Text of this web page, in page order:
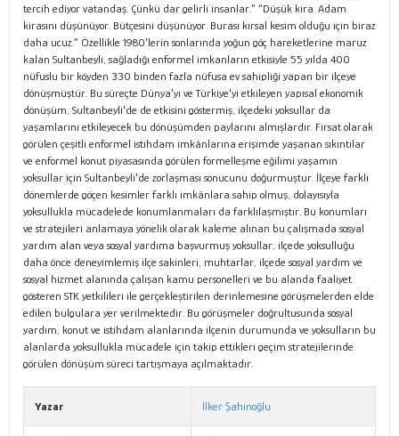
tercih ediyor vatandaş. Çünkü dar gelirli insanlar.” “Düşük kira. Adam
kirasını düşünüyor. Bütçesini düşünüyor. Burası kırsal kesim olduğu için biraz
daha ucuz.” Özellikle 1980'lerin sonlarında yoğun göç hareketlerine maruz
kalan Sultanbeyli, sağladığı enformel imkanların etkisiyle 55 yılda 400
nüfuslu bir köyden 330 binden fazla nüfusa ev sahipliği yapan bir ilçeye
dönüşmüştür. Bu süreçte Dünya'yı ve Türkiye'yi etkileyen yapısal ekonomik
dönüşüm, Sultanbeyli'de de etkisini göstermiş, ilçedeki yoksullar da
yaşamlarını etkileyecek bu dönüşümden paylarını almışlardır. Fırsat olarak
görülen çeşitli enformel istihdam imkânlarına erişimde yaşanan sıkıntılar
ve enformel konut piyasasında görülen formelleşme eğilimi yaşamın
yoksullar için Sultanbeyli'de zorlaşması sonucunu doğurmuştur. İlçeye farklı
dönemlerde göçen kesimler farklı imkânlara sahip olmuş, dolayısıyla
yoksullukla mücadelede konumlanmaları da farklılaşmıştır. Bu konumları
ve stratejileri anlamaya yönelik olarak kaleme alınan bu çalışmada sosyal
yardım alan veya sosyal yardıma başvurmuş yoksullar, ilçede yoksulluğu
daha önce deneyimlemiş ilçe sakinleri, muhtarlar, ilçede sosyal yardım ve
sosyal hizmet alanında çalışan kamu personelleri ve bu alanda faaliyet
gösteren STK yetkilileri ile gerçekleştirilen derinlemesine görüşmelerden elde
edilen bulgulara yer verilmektedir. Bu görüşmeler doğrultusunda sosyal
yardım, konut ve istihdam alanlarında ilçenin durumunda ve yoksulların bu
alanlarda yoksullukla mücadele için takip ettikleri geçim stratejilerinde
görülen dönüşüm süreci tartışmaya açılmaktadır.
Yazar İlker Şahinoğlu